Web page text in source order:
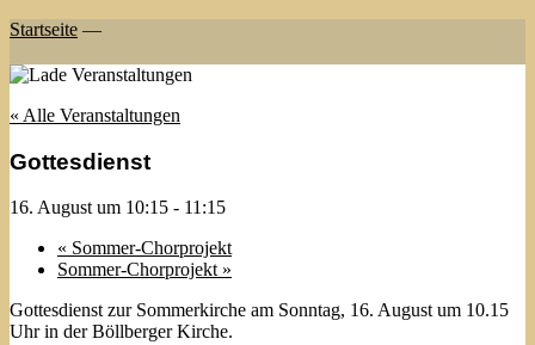
Startseite —
« Alle Veranstaltungen
Gottesdienst
16. August um 10:15 - 11:15
« Sommer-Chorprojekt
Sommer-Chorprojekt »
Gottesdienst zur Sommerkirche am Sonntag, 16. August um 10.15
Uhr in der Böllberger Kirche.